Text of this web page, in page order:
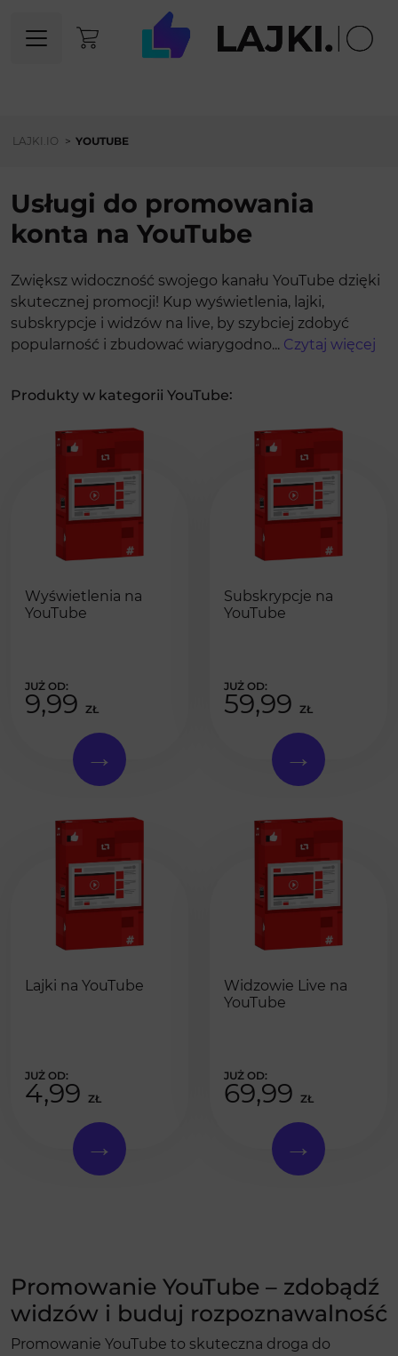
LAJKI.IO > YOUTUBE
Usługi do promowania
konta na YouTube
Zwiększ widoczność swojego kanału YouTube dzięki
skutecznej promocji! Kup wyświetlenia, lajki,
subskrypcje i widzów na live, by szybciej zdobyć
popularność i zbudować wiarygodno... Czytaj więcej
Produkty w kategorii YouTube:
Wyświetlenia na
YouTube
9,99 ZŁ
Subskrypcje na
YouTube
59,99 ZŁ
Lajki na YouTube
4,99 ZŁ
Widzowie Live na
YouTube
69,99 ZŁ
Promowanie YouTube – zdobądź
widzów i buduj rozpoznawalność
Promowanie YouTube to skuteczna droga do